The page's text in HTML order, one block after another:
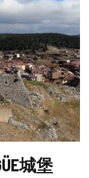
城堡